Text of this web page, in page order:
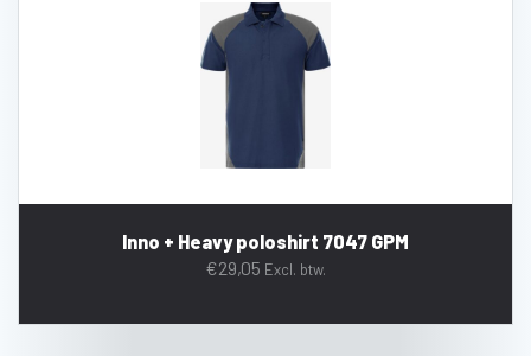
Inno + Heavy poloshirt 7047 GPM
€29,05 Excl. btw.